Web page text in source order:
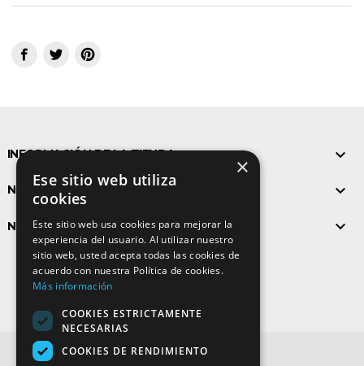
INFORMACIÓN DE LA TIENDA 
NUESTROS PRODUCTOS 
NUESTRA COMPAÑÍA

Síguenos
Subvención para la mejora de
×
Ese sitio web utiliza
cookies
Este sitio web usa cookies para mejorar la
experiencia del usuario. Al utilizar nuestro
sitio web, usted acepta todas las cookies de
acuerdo con nuestra Política de cookies.
Más información
COOKIES ESTRICTAMENTE
NECESARIAS
COOKIES DE RENDIMIENTO